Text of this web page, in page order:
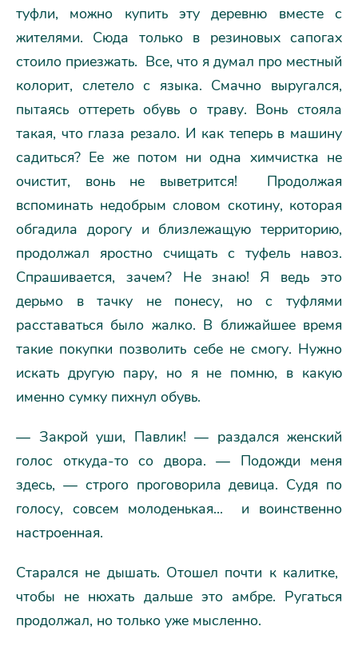
туфли, можно купить эту деревню вместе с
жителями. Сюда только в резиновых сапогах
стоило приезжать. Все, что я думал про местный
колорит, слетело с языка. Смачно выругался,
пытаясь оттереть обувь о траву. Вонь стояла
такая, что глаза резало. И как теперь в машину
садиться? Ее же потом ни одна химчистка не
очистит, вонь не выветрится! Продолжая
вспоминать недобрым словом скотину, которая
обгадила дорогу и близлежащую территорию,
продолжал яростно счищать с туфель навоз.
Спрашивается, зачем? Не знаю! Я ведь это
дерьмо в тачку не понесу, но с туфлями
расставаться было жалко. В ближайшее время
такие покупки позволить себе не смогу. Нужно
искать другую пару, но я не помню, в какую
именно сумку пихнул обувь.
— Закрой уши, Павлик! — раздался женский
голос откуда-то со двора. — Подожди меня
здесь, — строго проговорила девица. Судя по
голосу, совсем молоденькая... и воинственно
настроенная.
Старался не дышать. Отошел почти к калитке,
чтобы не нюхать дальше это амбре. Ругаться
продолжал, но только уже мысленно.